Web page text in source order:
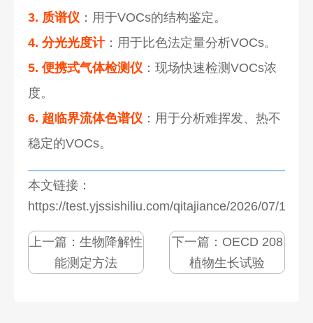
3. 质谱仪 ：用于VOCs的结构鉴定。
4. 分光光度计：用于比色法定量分析VOCs。
5. 便携式气体检测仪 ：现场快速检测VOCs浓
度。
6. 超临界流体色谱仪 ：用于分析难挥发、热不
稳定的VOCs。
本文链接：
https://test.yjssishiliu.com/qitajiance/2026/07/
上一篇： 生物降解性
能测定方法
下一篇： OECD 208
植物生长试验